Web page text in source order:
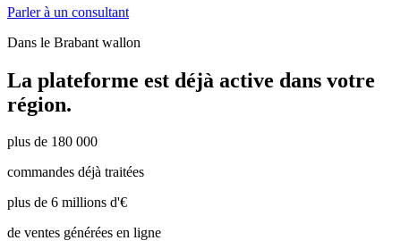
Parler à un consultant
Dans le Brabant wallon
La plateforme est déjà active dans votre
région.
plus de 180 000
commandes déjà traitées
plus de 6 millions d'€
de ventes générées en ligne